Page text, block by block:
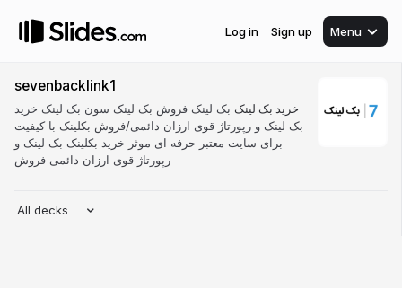
Log in Sign up Menu
sevenbacklink1
خرید بک لینک بک لینک فروش بک لینک سون بک لینک خرید
بک لینک و رپورتاژ قوی ارزان دائمی/فروش بکلینک با کیفیت
برای سایت معتبر حرفه ای موثر خرید بکلینک بک لینک و
رپورتاژ قوی ارزان دائمی فروش
All decks